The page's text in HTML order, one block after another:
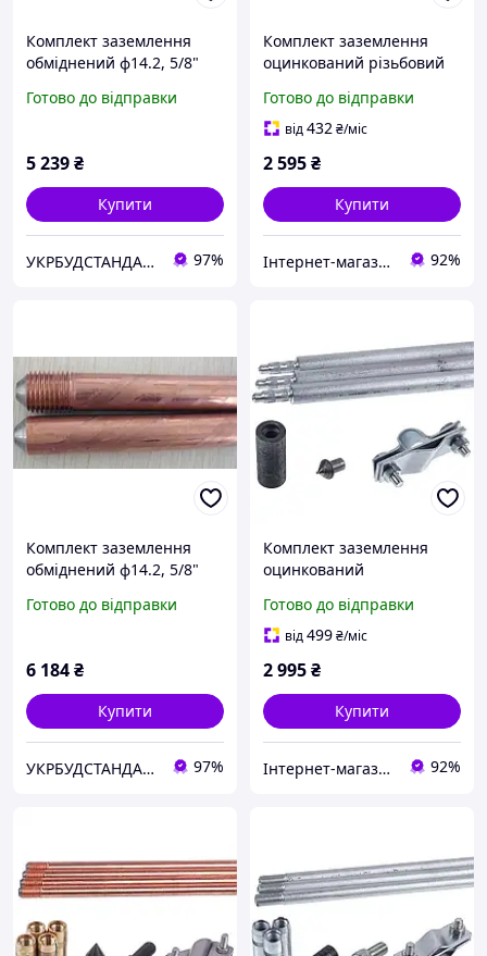
Комплект заземлення
обміднений ф14.2, 5/8"
Готово до відправки
5 239₴
Купити
УКРБУДСТАНДАРТ 97%
Комплект заземлення
оцинкований різьбовий
Готово до відправки
від432₴/міс
2 595₴
Купити
Інтернет-магазин "Сервіс-М" 92%
Комплект заземлення
обміднений ф14.2, 5/8"
Готово до відправки
6 184₴
Купити
УКРБУДСТАНДАРТ 97%
Комплект заземлення
оцинкований
заклепувальний D-20мм,
L-4,5м
Готово до відправки
від499₴/міс
2 995₴
Купити
Інтернет-магазин "Сервіс-М" 92%